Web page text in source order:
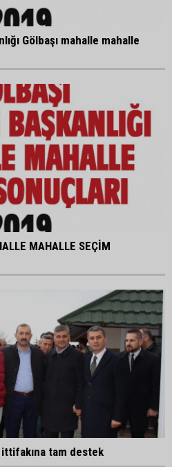
Gölbaşı mahalle mahalle
MAHALLE SEÇİM
tam destek